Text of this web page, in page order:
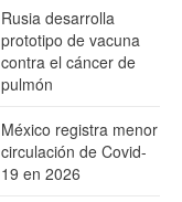
Rusia desarrolla
prototipo de vacuna
contra el cáncer de
pulmón
México registra menor
circulación de Covid-
19 en 2026